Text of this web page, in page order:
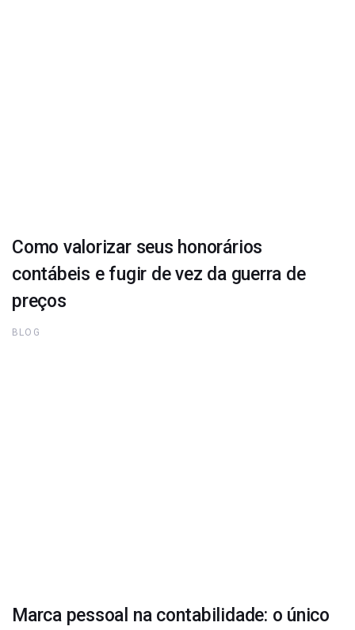
Como valorizar seus honorários
contábeis e fugir de vez da guerra de
preços
BLOG
Marca pessoal na contabilidade: o único